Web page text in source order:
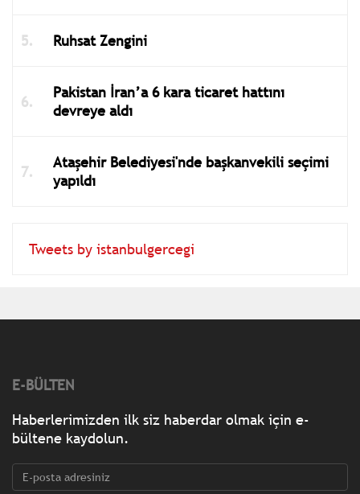
Ruhsat Zengini
Pakistan İran’a 6 kara ticaret hattını
devreye aldı
Ataşehir Belediyesi'nde başkanvekili seçimi
yapıldı
Tweets by istanbulgercegi
E-BÜLTEN
Haberlerimizden ilk siz haberdar olmak için e-
bültene kaydolun.